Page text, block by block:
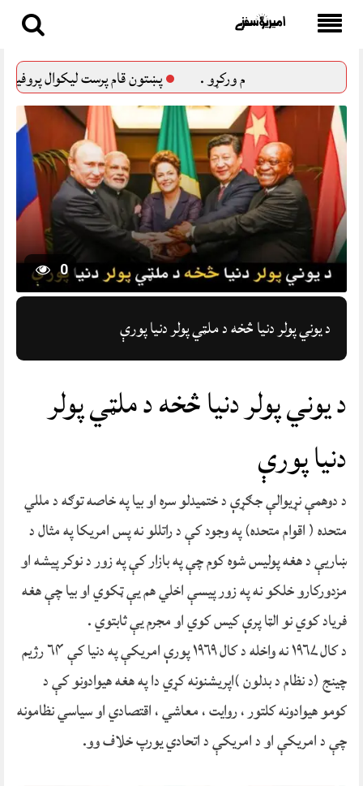
to لیکوال پروفیسر شاه خالد Godwit تی تی پی
0
د یوني پولر دنیا څخه د ملټي پولر دنیا پورې
د یوني پولر دنیا څخه د ملټي پولر
دنیا پورې
د دوهمې نړیوالې جګړې د ختمیدلو سره او بیا په خاصه توګه د مللي
متحده ( اقوام متحده) په وجود کې د راتللو نه پس امریکا په مثال د
ښاریې د هغه پولیس شوه کوم چې په بازار کې په زور د نوکر پیشه او
مزدورکارو خلکو نه په زور پیسې اخلي هم یې ټکوي او بیا چې هغه
فریاد کوي نو الټا پرې کیس کوي او مجرم یې ثابتوي .
د کال ۱۹۶۷ نه واخله د کال ۱۹۶۹ پورې امریکې په دنیا کې ۶۴ رژیم
چینج (د نظام د بدلون )اپریشنونه کړي دا په هغه هیوادونو کې د
کومو هیوادونه کلتور ، روایت ، معاشي ، اقتصادي او سیاسي نظامونه
چې د امریکې او د امریکې د اتحادي یورپ خلاف وو.